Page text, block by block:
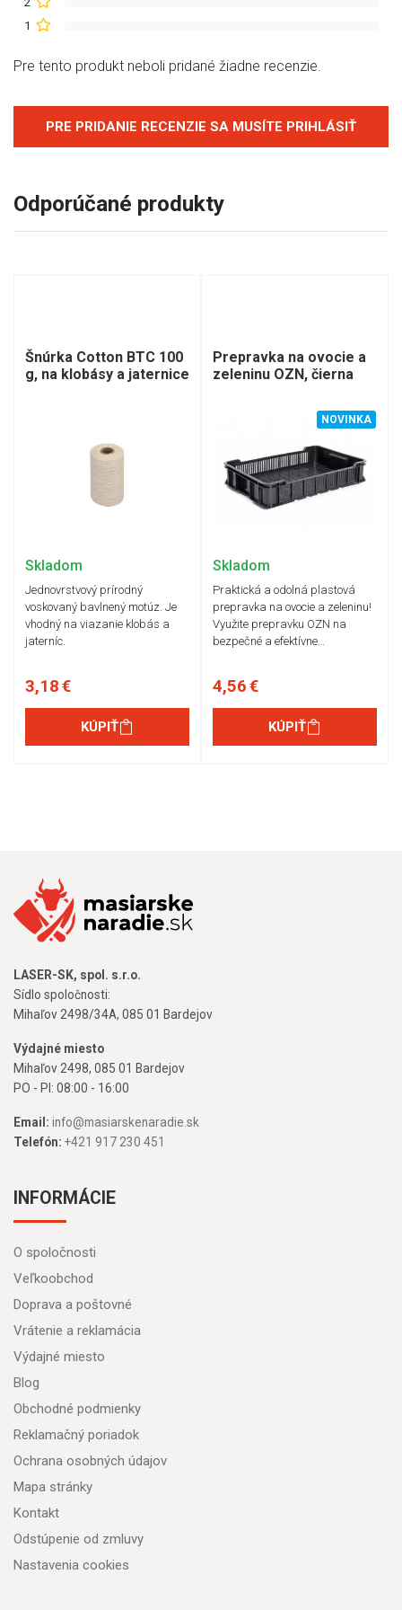
1
Pre tento produkt neboli pridané žiadne recenzie.
PRE PRIDANIE RECENZIE SA MUSÍTE PRIHLÁSIŤ
Odporúčané produkty
Šnúrka Cotton BTC 100
g, na klobásy a jaternice
Skladom
Jednovrstvový prírodný
voskovaný bavlnený motúz. Je
vhodný na viazanie klobás a
jaterníc.
3,18 €
KÚPIŤ
Prepravka na ovocie a
zeleninu OZN, čierna
NOVINKA
Skladom
Praktická a odolná plastová
prepravka na ovocie a zeleninu!
Využite prepravku OZN na
bezpečné a efektívne…
4,56 €
KÚPIŤ
LASER-SK, spol. s.r.o.
Sídlo spoločnosti:
Mihaľov 2498/34A, 085 01 Bardejov
Výdajné miesto
Mihaľov 2498, 085 01 Bardejov
PO - PI: 08:00 - 16:00
Email: info@masiarskenaradie.sk
Telefón: +421 917 230 451
INFORMÁCIE
O spoločnosti
Veľkoobchod
Doprava a poštovné
Vrátenie a reklamácia
Výdajné miesto
Blog
Obchodné podmienky
Reklamačný poriadok
Ochrana osobných údajov
Mapa stránky
Kontakt
Odstúpenie od zmluvy
Nastavenia cookies